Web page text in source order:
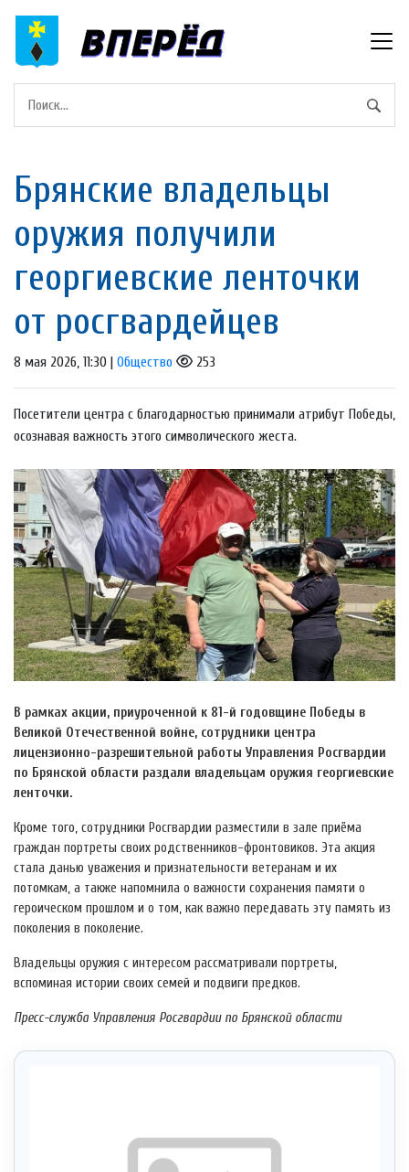
Брянские владельцы
оружия получили
георгиевские ленточки
от росгвардейцев
8 мая 2026, 11:30 | Общество 253
Посетители центра с благодарностью принимали атрибут Победы,
осознавая важность этого символического жеста.
В рамках акции, приуроченной к 81-й годовщине Победы в
Великой Отечественной войне, сотрудники центра
лицензионно-разрешительной работы Управления Росгвардии
по Брянской области раздали владельцам оружия георгиевские
ленточки.
Кроме того, сотрудники Росгвардии разместили в зале приёма
граждан портреты своих родственников-фронтовиков. Эта акция
стала данью уважения и признательности ветеранам и их
потомкам, а также напомнила о важности сохранения памяти о
героическом прошлом и о том, как важно передавать эту память из
поколения в поколение.
Владельцы оружия с интересом рассматривали портреты,
вспоминая истории своих семей и подвиги предков.
Пресс-служба Управления Росгвардии по Брянской области